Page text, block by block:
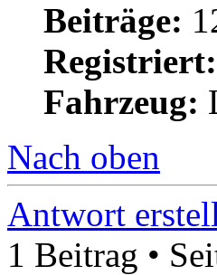
Beiträge:
Registriert:
Fahrzeug:
Nach oben
Antwort
1 Beitrag •